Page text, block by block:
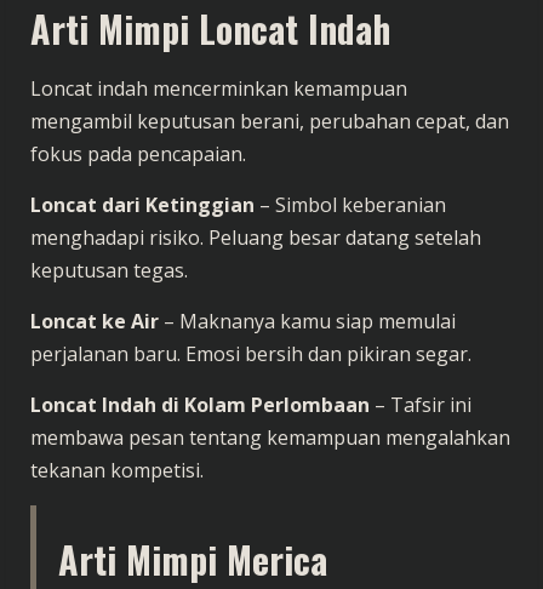
Arti Mimpi Loncat Indah
Loncat indah mencerminkan kemampuan
mengambil keputusan berani, perubahan cepat, dan
fokus pada pencapaian.
Loncat dari Ketinggian – Simbol keberanian
menghadapi risiko. Peluang besar datang setelah
keputusan tegas.
Loncat ke Air – Maknanya kamu siap memulai
perjalanan baru. Emosi bersih dan pikiran segar.
Loncat Indah di Kolam Perlombaan – Tafsir ini
membawa pesan tentang kemampuan mengalahkan
tekanan kompetisi.
Arti Mimpi Merica